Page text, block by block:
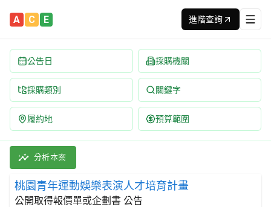
A C E 進階查詢
公告日 採購機關
採購類別 關鍵字
履約地 預算範圍
桃園青年運動娛樂表演人才培育計畫 招標公告 | 案號：
採購類別：勞務類 政府行政服務 | 招標方式：公開取得報
分析本案
桃園青年運動娛樂表演人才培育計畫
公開取得報價單或企劃書 公告